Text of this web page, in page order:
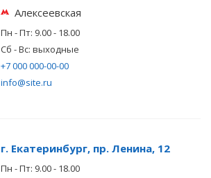
Алексеевская
Пн - Пт: 9.00 - 18.00
Сб - Вс: выходные
+7 000 000-00-00
info@site.ru
г. Екатеринбург, пр. Ленина, 12
Пн - Пт: 9.00 - 18.00